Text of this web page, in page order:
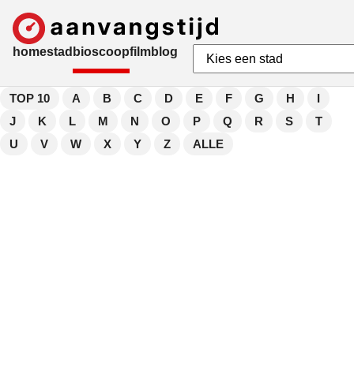
homestad bioscoopfilmblog
TOP 10 A B C D E F G H
I
J
K L M N O P Q R S
T
U
V W X Y Z ALLE